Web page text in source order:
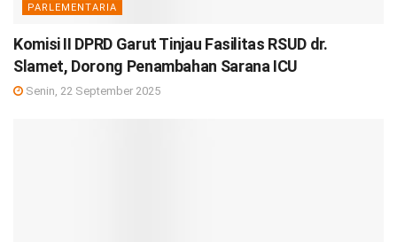
PARLEMENTARIA
Komisi II DPRD Garut Tinjau Fasilitas RSUD dr.
Slamet, Dorong Penambahan Sarana ICU
Senin, 22 September 2025